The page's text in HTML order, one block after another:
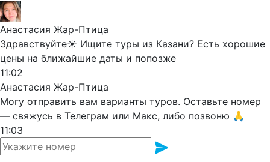
Анастасия Жар-Птица
Здравствуйте☀️ Ищите туры из Казани? Есть хорошие
цены на ближайшие даты и попозже
11:02
Анастасия Жар-Птица
Могу отправить вам варианты туров. Оставьте номер
— свяжусь в Телеграм или Макс, либо позвоню 🙏
11:03